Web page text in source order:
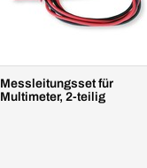
Messleitungsset für
Multimeter, 2-teilig